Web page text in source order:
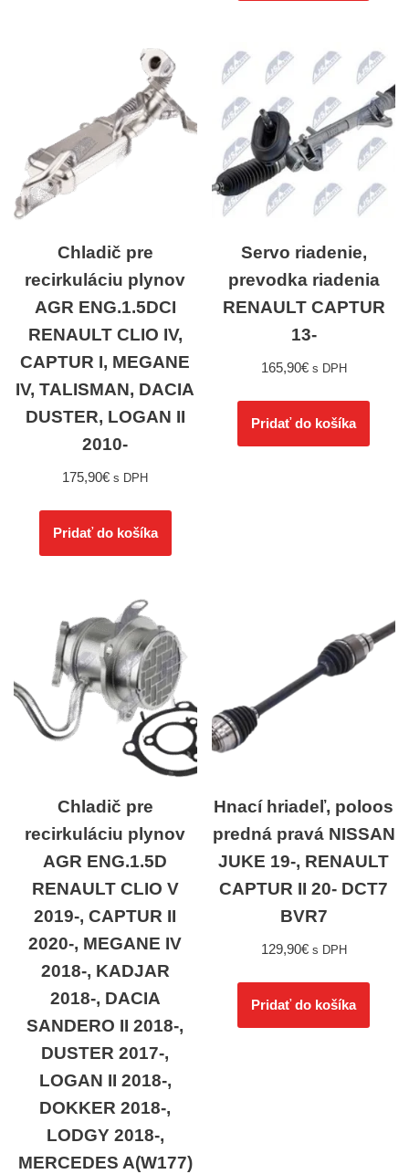
Chladič pre
recirkuláciu plynov
AGR ENG.1.5DCI
RENAULT CLIO IV,
CAPTUR I, MEGANE
IV, TALISMAN, DACIA
DUSTER, LOGAN II
2010-
175,90€ s DPH
Pridať do košíka
Servo riadenie,
prevodka riadenia
RENAULT CAPTUR
13-
165,90€ s DPH
Pridať do košíka
Chladič pre
recirkuláciu plynov
AGR ENG.1.5D
RENAULT CLIO V
2019-, CAPTUR II
2020-, MEGANE IV
2018-, KADJAR
2018-, DACIA
SANDERO II 2018-,
DUSTER 2017-,
LOGAN II 2018-,
DOKKER 2018-,
LODGY 2018-,
MERCEDES A(W177)
Hnací hriadeľ, poloos
predná pravá NISSAN
JUKE 19-, RENAULT
CAPTUR II 20- DCT7
BVR7
129,90€ s DPH
Pridať do košíka